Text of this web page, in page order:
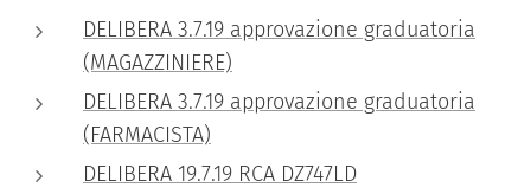
DELIBERA 3.7.19 approvazione graduatoria
(MAGAZZINIERE)
DELIBERA 3.7.19 approvazione graduatoria
(FARMACISTA)
DELIBERA 19.7.19 RCA DZ747LD